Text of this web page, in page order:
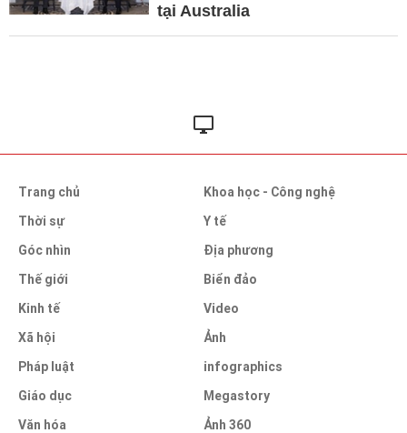
tại Australia
Trang chủ
Thời sự
Góc nhìn
Thế giới
Kinh tế
Xã hội
Pháp luật
Giáo dục
Văn hóa
Khoa học - Công nghệ
Y tế
Địa phương
Biển đảo
Video
Ảnh
infographics
Megastory
Ảnh 360